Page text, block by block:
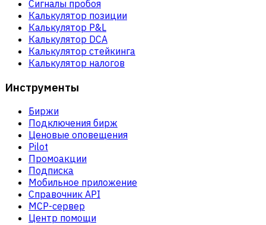
Сигналы пробоя
Калькулятор позиции
Калькулятор P&L
Калькулятор DCA
Калькулятор стейкинга
Калькулятор налогов
Инструменты
Биржи
Подключения бирж
Ценовые оповещения
Pilot
Промоакции
Подписка
Мобильное приложение
Справочник API
MCP-сервер
Центр помощи